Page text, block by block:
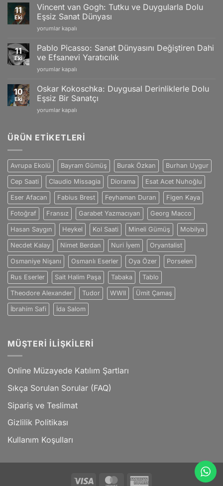
Editions
and
Swiss
Craftsmanship
İzlenimciliğin
Gücü
ve
Doğanın
Yansımaları
için
11
Eki
Vincent van Gogh: Tutku ve Duygularla Dolu
Eşsiz Sanat Dünyası
Vincent
Gogh:
Tutku
ve
Duygularla
Eşsiz
Sanat
Dünyası
için
yorumlar kapalı
11
Eki
Pablo Picasso: Sanat Dünyasını Değiştiren Dahi
ve Efsanevi Yaratıcılık
Pablo
Sanat
Dünyasını
Değiştiren
Dahi
Yaratıcılık
yorumlar kapalı
10
Eki
Oskar Kokoschka: Duygusal Derinliklerle Dolu
Eşsiz Bir Sanatçı
Oskar
Derinliklerle
Bir
Sanatçı
için
yorumlar kapalı
ÜRÜN ETIKETLERI
Avrupa Ekolü Bayram Gümüş Burak Özkan Burhan Uygur
Cep Saati Claudio Missagia Diorama Esat Acet Nuhoğlu
Eser Afacan Fabius Brest Feyhaman Duran Figen Kaya
Fotoğraf Fransız Garabet Yazmacıyan Georg Macco
Hasan Saygın Heykel Kol Saati Mineli Gümüş Mobilya
Necdet Kalay Nimet Berdan Nuri İyem Oryantalist
Osmaniye Nişanı Osmanlı Eserler Oya Özer Porselen
Rus Eserler Sait Halim Paşa Tabaka Tablo
Theodore Alexander Tudor WWII Ümit Çamaş
İbrahim Safi İda Salom
MÜŞTERI İLIŞKILERI
Online Müzayede Katılım Şartları
Sıkça Sorulan Sorular (FAQ)
Sipariş ve Teslimat
Gizlilik Politikası
Kullanım Koşulları
Visa MasterCard